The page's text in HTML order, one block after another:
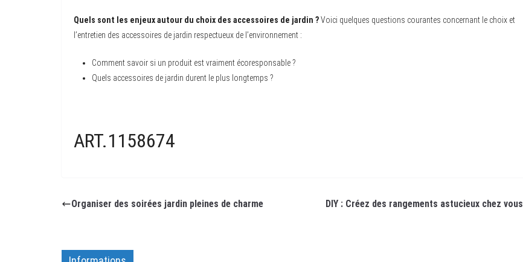
Quels sont les enjeux autour du choix des accessoires de jardin ?Voici quelques questions courantes concernant le choix et
l’entretien des accessoires de jardin respectueux de l’environnement :
Comment savoir si un produit est vraiment écoresponsable ?
Quels accessoires de jardin durent le plus longtemps ?
ART.1158674
Organiser des soirées jardin pleines de charme DIY : Créez des rangements astucieux chez vous